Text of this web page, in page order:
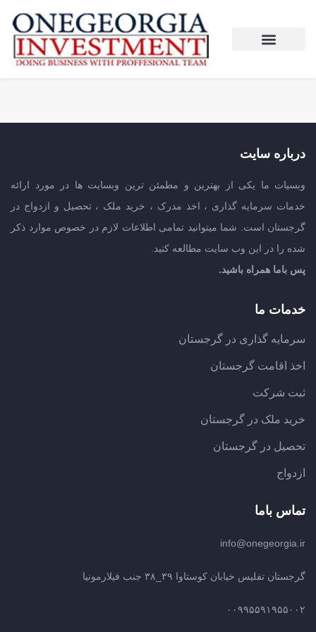
درباره سایت
وبسیات ما یکی از بهترین و مطمئن ترین وبسایت ها در مورد ارائه
خدمات سرمایه گذاری ، اخذ مدرک ، خرید ملک ، تحصیل و ازدواج در
گرجستان است. شما میتوانید تمامی اطلاعات لازم در خصوص موارد ذکر
شده را در این وب سایت مطالعه کنید.
پس باما همراه باشید.
خدمات ما
سرمایه گذاری در گرجستان
اخذ اقامت گرجستان
ثبت شرکت
خرید ملک در گرجستان
تحصیل در گرجستان
ازدواج
تماس باما
info@onegeorgia.ir
گرجستان تفلیس خیابان کوستاوا ۳۹_۳۸ جنب فیلارمونیا
۰۰۹۹۵۵۹۱۹۵۵۰۰۲